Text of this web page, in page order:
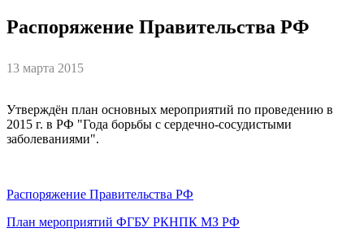
Распоряжение Правительства РФ
13 марта 2015
Утверждён план основных мероприятий по проведению в
2015 г. в РФ "Года борьбы с сердечно-сосудистыми
заболеваниями".
Распоряжение Правительства РФ
План мероприятий ФГБУ РКНПК МЗ РФ